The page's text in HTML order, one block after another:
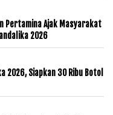
Pertamina Ajak Masyarakat
2026
2026, Siapkan 30 Ribu Botol